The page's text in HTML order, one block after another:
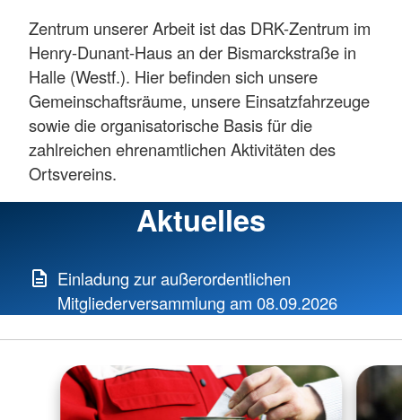
Zentrum unserer Arbeit ist das DRK-Zentrum im
Henry-Dunant-Haus an der Bismarckstraße in
Halle (Westf.). Hier befinden sich unsere
Gemeinschaftsräume, unsere Einsatzfahrzeuge
sowie die organisatorische Basis für die
zahlreichen ehrenamtlichen Aktivitäten des
Ortsvereins.
Aktuelles
Einladung zur außerordentlichen
Mitgliederversammlung am 08.09.2026